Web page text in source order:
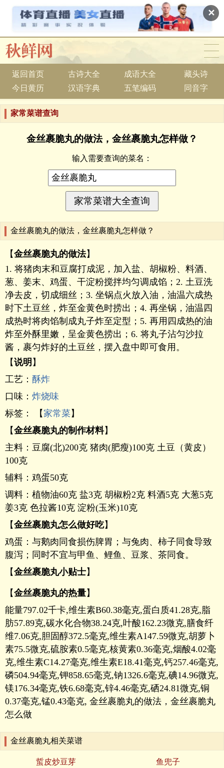
✕
返回首页 古诗大全 成语大全
藏头诗
今日黄历
汉语字典 五笔编码 同音字
家常菜谱查询
金丝裹脆丸的做法，金丝裹脆丸怎样做？
输入需要查询的菜名：
金丝裹脆丸的做法，金丝裹脆丸怎样做？
【金丝裹脆丸的做法】
1. 将猪肉末和豆腐打成泥，加入盐、胡椒粉、料酒、
葱、姜末、鸡蛋、干淀粉搅拌均匀调成馅；2. 土豆洗
净去皮，切成细丝；3. 坐锅点火放入油，油温六成热
时下土豆丝，炸至金黄色时捞出；4. 再坐锅，油温四
成热时将肉馅制成丸子炸至定型；5. 再用四成热的油
炸至外酥里嫩，呈金黄色捞出；6. 将丸子沾匀沙拉
酱，裹匀炸好的土豆丝，摆入盘中即可食用。
【说明 】
工艺： 酥炸
口味： 炸烧味
标签： 【 家常菜 】
【金丝裹脆丸的制作材料】
主料：豆腐(北)200克 猪肉(肥瘦)100克 土豆（黄皮）
100克
辅料：鸡蛋50克
调料：植物油60克 盐3克 胡椒粉2克 料酒5克 大葱5克
姜3克 色拉酱10克 淀粉(玉米)10克
【金丝裹脆丸怎么做好吃】
鸡蛋：与鹅肉同食损伤脾胃；与兔肉、柿子同食导致
腹泻；同时不宜与甲鱼、鲤鱼、豆浆、茶同食。
【金丝裹脆丸小贴士】
【金丝裹脆丸的热量】
能量797.02千卡,维生素B60.38毫克,蛋白质41.28克,脂
肪57.89克,碳水化合物38.24克,叶酸162.23微克,膳食纤
维7.06克,胆固醇372.5毫克,维生素A147.59微克,胡萝卜
素75.5微克,硫胺素0.5毫克,核黄素0.36毫克,烟酸4.02毫
克,维生素C14.27毫克,维生素E18.41毫克,钙257.46毫克,
磷504.94毫克,钾858.65毫克,钠1326.6毫克,碘14.96微克,
镁176.34毫克,铁6.68毫克,锌4.46毫克,硒24.81微克,铜
0.37毫克,锰0.43毫克, 金丝裹脆丸的做法，金丝裹脆丸
怎么做
金丝裹脆丸相关菜谱
蜇皮炒豆芽
鱼兜子